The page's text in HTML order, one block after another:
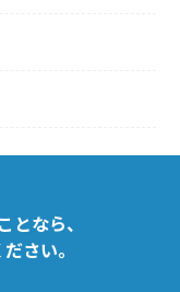
となら、
さい。